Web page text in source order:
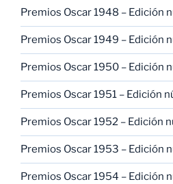
Premios Oscar 1948 – Edición
Premios Oscar 1949 – Edición
Premios Oscar 1950 – Edición
Premios Oscar 1951 – Edición
Premios Oscar 1952 – Edición
Premios Oscar 1953 – Edición
Premios Oscar 1954 – Edición